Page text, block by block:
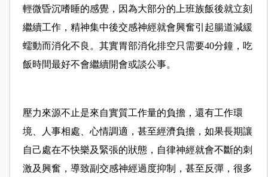
輕微昏沉嗜睡的感覺，因為大部分的上班族飯後就立刻
繼續工作，精神集中後交感神經就會興奮引起腸道減緩
蠕動而消化不良。其實胃部消化排空只需要40分鐘，吃
飯時間最好不會繼續開會或談公事。
壓力來源不止是來自實質工作量的負擔，還有工作環
境、人事相處、心情調適，甚至經濟負擔，如果長期讓
自己處在不快樂及緊張的狀態，自律神經就會不斷的刺
激及興奮，導致副交感神經過度抑制，甚至反彈，很多